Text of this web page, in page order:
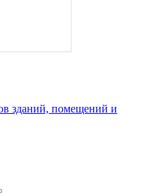
зданий, помещений и